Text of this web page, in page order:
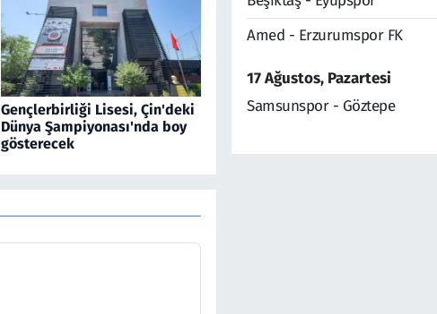
Gençlerbirliği Lisesi, Çin'deki
Dünya Şampiyonası'nda boy
gösterecek
Amed - Erzurumspor FK
17 Ağustos, Pazartesi
Samsunspor - Göztepe